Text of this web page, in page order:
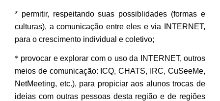
* permitir, respeitando suas possiblidades (formas e
culturas), a comunicação entre eles e via INTERNET,
para o crescimento individual e coletivo;
* provocar e explorar com o uso da INTERNET, outros
meios de comunicação: ICQ, CHATS, IRC, CuSeeMe,
NetMeeting, etc.), para propiciar aos alunos trocas de
ideias com outras pessoas desta região e de regiões